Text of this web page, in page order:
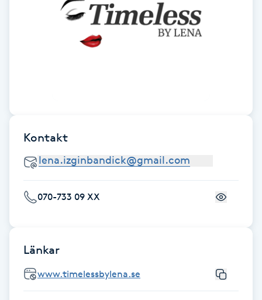
Color correction
Dermapen
Enzympeeling
Extensions
Kontakt
070-733 09 XX
Länkar
www.timelessbylena.se